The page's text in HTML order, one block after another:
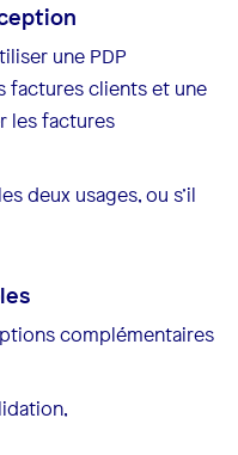
une PDP
factures clients et une
les factures
deux usages, ou s’il
complémentaires